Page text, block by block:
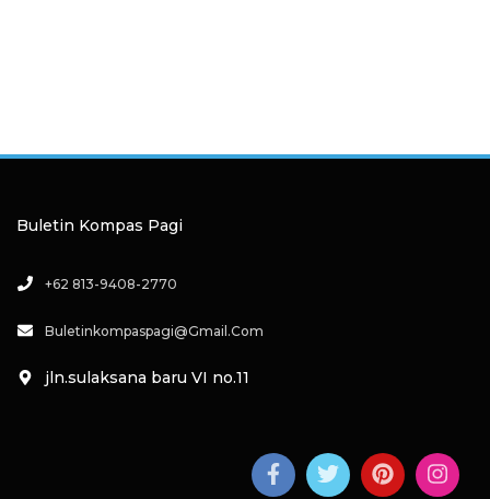
Buletin Kompas Pagi
+62 813-9408-2770
Buletinkompaspagi@gmail.com
jln.sulaksana baru VI no.11